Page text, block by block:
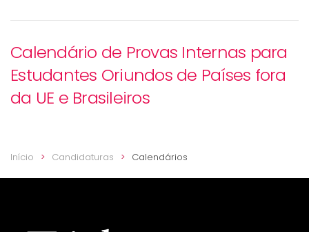
Calendário de Provas Internas para
Estudantes Oriundos de Países fora
da UE e Brasileiros
Início Candidaturas Calendários